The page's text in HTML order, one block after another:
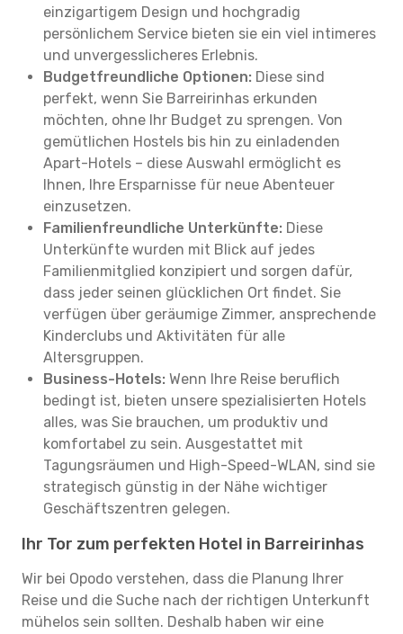
einzigartigem Design und hochgradig
persönlichem Service bieten sie ein viel intimeres
und unvergesslicheres Erlebnis.
Budgetfreundliche Optionen: Diese sind
perfekt, wenn Sie Barreirinhas erkunden
möchten, ohne Ihr Budget zu sprengen. Von
gemütlichen Hostels bis hin zu einladenden
Apart-Hotels – diese Auswahl ermöglicht es
Ihnen, Ihre Ersparnisse für neue Abenteuer
einzusetzen.
Familienfreundliche Unterkünfte: Diese
Unterkünfte wurden mit Blick auf jedes
Familienmitglied konzipiert und sorgen dafür,
dass jeder seinen glücklichen Ort findet. Sie
verfügen über geräumige Zimmer, ansprechende
Kinderclubs und Aktivitäten für alle
Altersgruppen.
Business-Hotels: Wenn Ihre Reise beruflich
bedingt ist, bieten unsere spezialisierten Hotels
alles, was Sie brauchen, um produktiv und
komfortabel zu sein. Ausgestattet mit
Tagungsräumen und High-Speed-WLAN, sind sie
strategisch günstig in der Nähe wichtiger
Geschäftszentren gelegen.
Ihr Tor zum perfekten Hotel in Barreirinhas
Wir bei Opodo verstehen, dass die Planung Ihrer
Reise und die Suche nach der richtigen Unterkunft
mühelos sein sollten. Deshalb haben wir eine